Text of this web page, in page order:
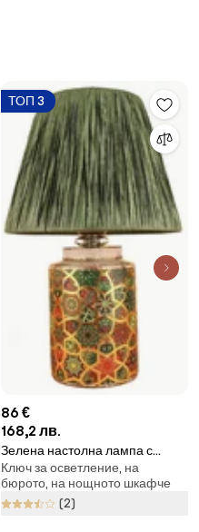
ТОП 3
86 €
168,2 лв.
Зелена настолна лампа с
абажур от хартиен шнур
(височина 38 cm) Alev – Opviq
lights
Ключ за осветление, на
бюрото, на нощното шкафче
(2)